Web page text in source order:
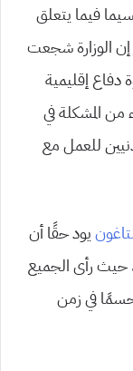
فيما يتعلق
إن الوزارة شجعت
دفاع إقليمية
المشكلة في
للعمل مع
يود حقًا أن
حيث رأى الجميع
حسمًا في زمن